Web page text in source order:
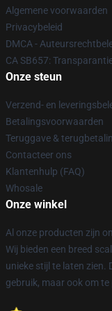
Algemene voorwaarden
Privacybeleid
DMCA -
CA SB657:
Onze steun
Verzend- en
Betalingsvoorwaarden
Teruggave &
Contacteer ons
Klantenhulp (FAQ)
Whosale
Onze winkel
Al onze producten zijn
Wij bieden een breed
unieke stijl te laten zien.
gebruik, maar ook om te